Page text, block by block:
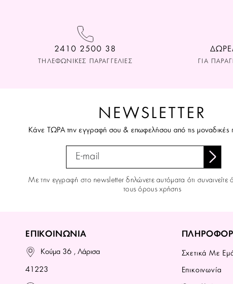
2410 2500 38
ΤΗΛΕΦΩΝΙΚΕΣ ΠΑΡΑΓΓΕΛΙΕΣ ΓΙΑ
NEWSLETTER
Κάνε ΤΩΡΑ την εγγραφή σου & επωφελήσου από τις
Με την εγγραφή στο newsletter δηλώνετε αυτόματα ότι συναινείτε
τους όρους χρήσης
ΕΠΙΚΟΙΝΩΝΙΑ
Κούμα 36 , Λάρισα
41223
Σχετικά Με
Επικοινωνία